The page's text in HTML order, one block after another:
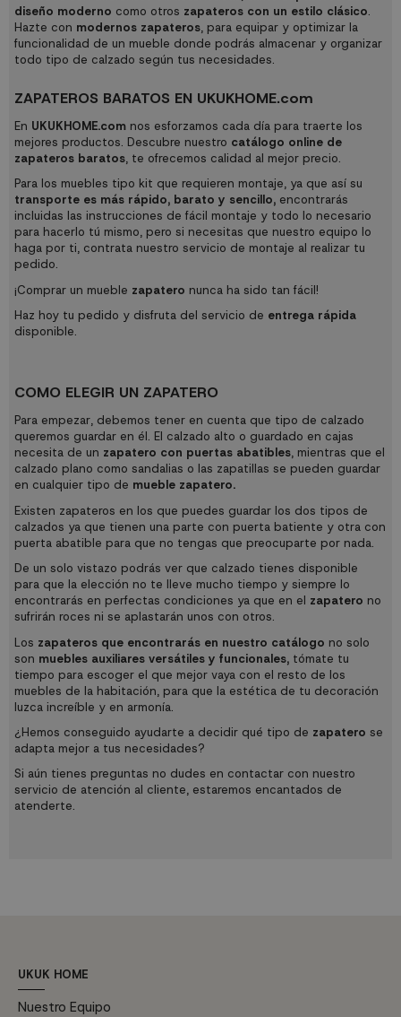
diseño moderno como otros zapateros con un estilo clásico.
Hazte con modernos zapateros, para equipar y optimizar la
funcionalidad de un mueble donde podrás almacenar y organizar
todo tipo de calzado según tus necesidades.
ZAPATEROS BARATOS EN UKUKHOME.com
En UKUKHOME.com nos esforzamos cada día para traerte los
mejores productos. Descubre nuestro catálogo online de
zapateros baratos, te ofrecemos calidad al mejor precio.
Para los muebles tipo kit que requieren montaje, ya que así su
transporte es más rápido, barato y sencillo, encontrarás
incluidas las instrucciones de fácil montaje y todo lo necesario
para hacerlo tú mismo, pero si necesitas que nuestro equipo lo
haga por ti, contrata nuestro servicio de montaje al realizar tu
pedido.
¡Comprar un mueble zapatero nunca ha sido tan fácil!
Haz hoy tu pedido y disfruta del servicio de entrega rápida
disponible.
COMO ELEGIR UN ZAPATERO
Para empezar, debemos tener en cuenta que tipo de calzado
queremos guardar en él. El calzado alto o guardado en cajas
necesita de un zapatero con puertas abatibles, mientras que el
calzado plano como sandalias o las zapatillas se pueden guardar
en cualquier tipo de mueble zapatero.
Existen zapateros en los que puedes guardar los dos tipos de
calzados ya que tienen una parte con puerta batiente y otra con
puerta abatible para que no tengas que preocuparte por nada.
De un solo vistazo podrás ver que calzado tienes disponible
para que la elección no te lleve mucho tiempo y siempre lo
encontrarás en perfectas condiciones ya que en el zapatero no
sufrirán roces ni se aplastarán unos con otros.
Los zapateros que encontrarás en nuestro catálogo no solo
son muebles auxiliares versátiles y funcionales, tómate tu
tiempo para escoger el que mejor vaya con el resto de los
muebles de la habitación, para que la estética de tu decoración
luzca increíble y en armonía.
¿Hemos conseguido ayudarte a decidir qué tipo de zapatero se
adapta mejor a tus necesidades?
Si aún tienes preguntas no dudes en contactar con nuestro
servicio de atención al cliente, estaremos encantados de
atenderte.
UKUK HOME
Nuestro Equipo